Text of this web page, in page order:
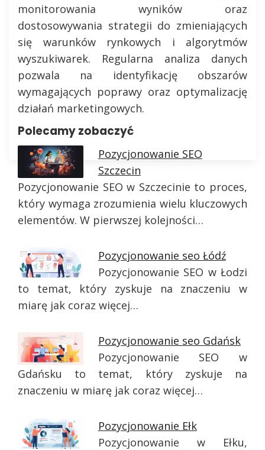
monitorowania wyników oraz
dostosowywania strategii do zmieniających
się warunków rynkowych i algorytmów
wyszukiwarek. Regularna analiza danych
pozwala na identyfikację obszarów
wymagających poprawy oraz optymalizację
działań marketingowych.
Polecamy zobaczyć
Pozycjonowanie SEO
Szczecin
Pozycjonowanie SEO w Szczecinie to proces,
który wymaga zrozumienia wielu kluczowych
elementów. W pierwszej kolejności…
Pozycjonowanie seo Łódź
Pozycjonowanie SEO w Łodzi
to temat, który zyskuje na znaczeniu w
miarę jak coraz więcej…
Pozycjonowanie seo Gdańsk
Pozycjonowanie SEO w
Gdańsku to temat, który zyskuje na
znaczeniu w miarę jak coraz więcej…
Pozycjonowanie Ełk
Pozycjonowanie w Ełku,